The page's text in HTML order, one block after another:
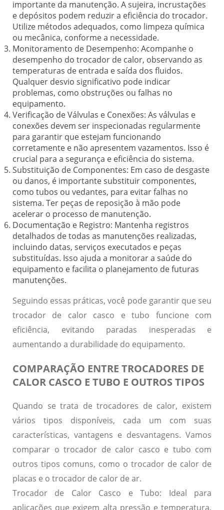
importante da manutenção. A sujeira, incrustações
e depósitos podem reduzir a eficiência do trocador.
Utilize métodos adequados, como limpeza química
ou mecânica, conforme a necessidade.
Monitoramento de Desempenho: Acompanhe o
desempenho do trocador de calor, observando as
temperaturas de entrada e saída dos fluidos.
Qualquer desvio significativo pode indicar
problemas, como obstruções ou falhas no
equipamento.
Verificação de Válvulas e Conexões: As válvulas e
conexões devem ser inspecionadas regularmente
para garantir que estejam funcionando
corretamente e não apresentem vazamentos. Isso é
crucial para a segurança e eficiência do sistema.
Substituição de Componentes: Em caso de desgaste
ou danos, é importante substituir componentes,
como tubos ou vedantes, para evitar falhas no
sistema. Ter peças de reposição à mão pode
acelerar o processo de manutenção.
Documentação e Registro: Mantenha registros
detalhados de todas as manutenções realizadas,
incluindo datas, serviços executados e peças
substituídas. Isso ajuda a monitorar a saúde do
equipamento e facilita o planejamento de futuras
manutenções.
Seguindo essas práticas, você pode garantir que seu
trocador de calor casco e tubo funcione com
eficiência, evitando paradas inesperadas e
aumentando a durabilidade do equipamento.
COMPARAÇÃO ENTRE TROCADORES DE
CALOR CASCO E TUBO E OUTROS TIPOS
Quando se trata detrocadores de calor, existem
vários tipos disponíveis, cada um com suas
características, vantagens e desvantagens. Vamos
comparar o trocador de calor casco e tubo com
outros tipos comuns, como o trocador de calor de
placas e o trocador de calor de ar.
Trocador de Calor Casco e Tubo: Ideal para
aplicações que exigem alta pressão e temperatura,